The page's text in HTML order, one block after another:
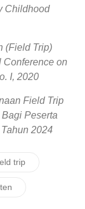
Childhood
(Field Trip)
Conference on
I, 2020
Field Trip
Peserta
2024
trip